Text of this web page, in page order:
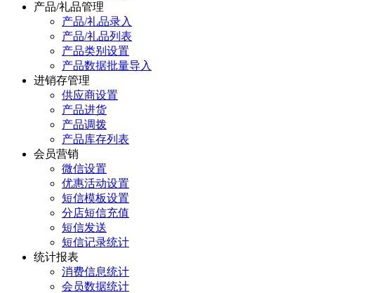
产品/礼品管理
产品/礼品录入
产品/礼品列表
产品类别设置
产品数据批量导入
进销存管理
供应商设置
产品进货
产品调拨
产品库存列表
会员营销
微信设置
优惠活动设置
短信模板设置
分店短信充值
短信发送
短信记录统计
统计报表
消费信息统计
会员数据统计